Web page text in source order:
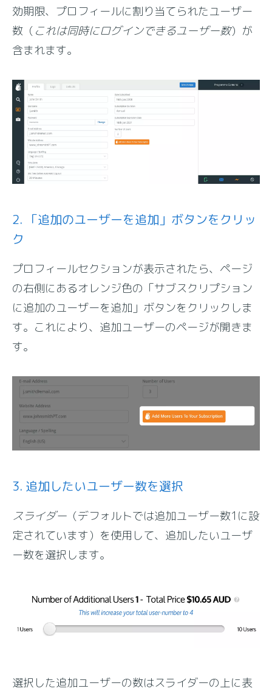
効期限、プロフィールに割り当てられたユーザー
数（ これは同時にログインできるユーザー数）が
含まれます。
2. 「追加のユーザーを追加」ボタンをクリッ
ク
プロフィールセクションが表示されたら、ページ
の右側にあるオレンジ色の「サブスクリプション
に追加のユーザーを追加」ボタンをクリックしま
す。これにより、追加ユーザーのページが開きま
す。
3. 追加したいユーザー数を選択
スライダー （デフォルトでは追加ユーザー数1に設
定されています）を使用して、追加したいユーザ
ー数を選択します。
選択した追加ユーザーの数はスライダーの上に表